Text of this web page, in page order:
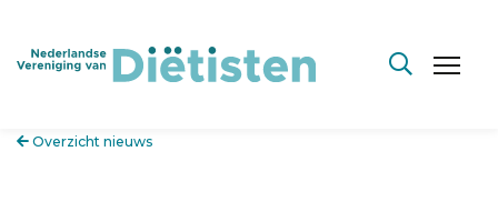
Overzicht nieuws